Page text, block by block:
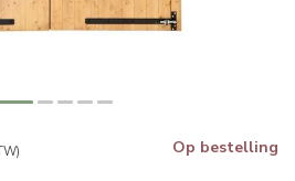
Op bestelling